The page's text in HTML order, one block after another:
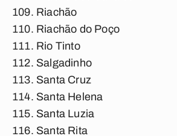
Riachão
Riachão do Poço
Rio Tinto
Salgadinho
Santa Cruz
Santa Helena
Santa Luzia
Santa Rita